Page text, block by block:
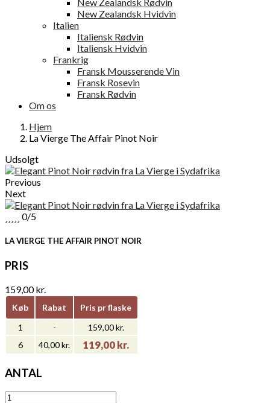
New Zealandsk Hvidvin
Italien
Italiensk Rødvin
Italiensk Hvidvin
Frankrig
Fransk Mousserende Vin
Fransk Rosevin
Fransk Rødvin
Om os
Hjem
La Vierge The Affair Pinot Noir
Udsolgt
Previous
Next
0/5
LA VIERGE THE AFFAIR PINOT NOIR
PRIS
159,00 kr.
Køb Rabat
Pris pr flaske
1
-
159,00 kr.
6
40,00 kr. 119,00 kr.
ANTAL